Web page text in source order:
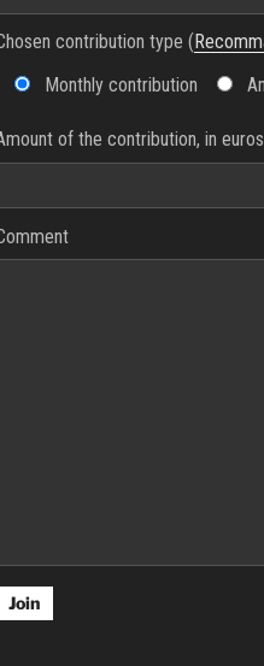
contribution type (
Monthly contribution
of the contribution, in